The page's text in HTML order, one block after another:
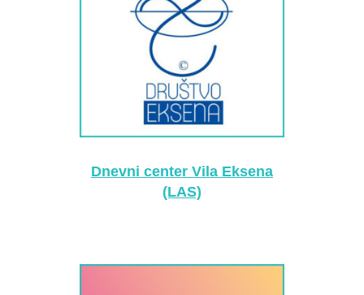
Dnevni center Vila Eksena
(LAS)